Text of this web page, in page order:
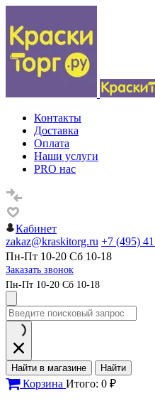
Контакты
Доставка
Оплата
Наши услуги
PRO нас
Кабинет
zakaz@kraskitorg.ru +7 (495)
Пн-Пт 10-20 Сб 10-18
Заказать звонок
Пн-Пт 10-20 Сб 10-18
Найти в магазине Найти
Корзина Итого: 0 ₽